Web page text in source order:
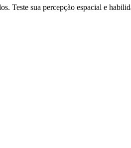
Teste sua percepção espacial e